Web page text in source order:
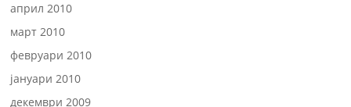
април 2010
март 2010
февруари 2010
јануари 2010
декември 2009